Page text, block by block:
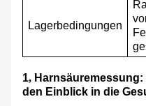
Lagerbedingungen
1,
den Einblick in die